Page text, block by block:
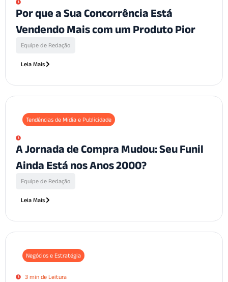
Por que a Sua Concorrência Está
Vendendo Mais com um Produto Pior
Equipe de Redação
Leia Mais
Tendências de Mídia e Publicidade
A Jornada de Compra Mudou: Seu Funil
Ainda Está nos Anos 2000?
Equipe de Redação
Leia Mais
Negócios e Estratégia
3 min de Leitura